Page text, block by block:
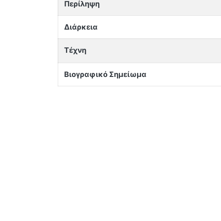
Περίληψη
Διάρκεια
Τέχνη
Βιογραφικό Σημείωμα